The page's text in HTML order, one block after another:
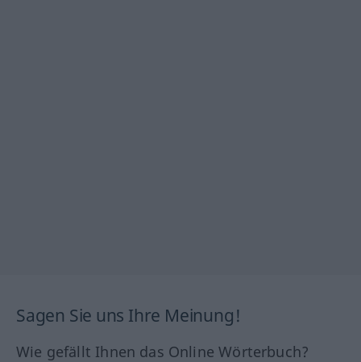
Sagen Sie uns Ihre Meinung!
Wie gefällt Ihnen das Online Wörterbuch?